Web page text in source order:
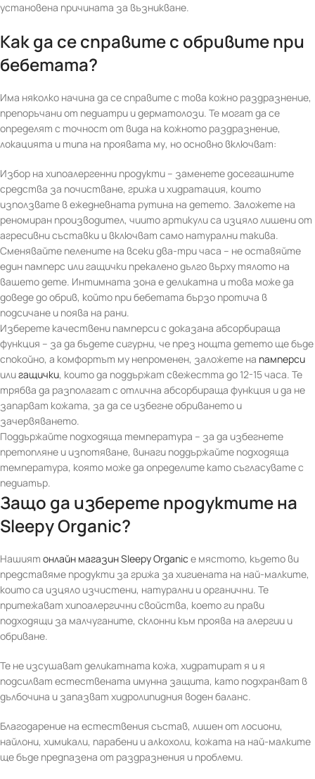
установена причината за възникване.
Как да се справите с обривите при
бебетата?
Има няколко начина да се справите с това кожно раздразнение,
препоръчани от педиатри и дерматолози. Те могат да се
определят с точност от вида на кожното раздразнение,
локацията и типа на проявата му, но основно включват:
Избор на хипоалергенни продукти – заменете досегашните
средства за почистване, грижа и хидратация, които
използвате в ежедневната рутина на детето. Заложете на
реномиран производител, чиито артикули са изцяло лишени от
агресивни съставки и включват само натурални такива.
Сменявайте пелените на всеки два-три часа – не оставяйте
един памперс или гащички прекалено дълго върху тялото на
вашето дете. Интимната зона е деликатна и това може да
доведе до обрив, който при бебетата бързо протича в
подсичане и поява на рани.
Изберете качествени памперси с доказана абсорбираща
функция – за да бъдете сигурни, че през нощта детето ще бъде
спокойно, а комфортът му непроменен, заложете на памперси
илигащички, които да поддържат свежестта до 12-15 часа. Те
трябва да разполагат с отлична абсорбираща функция и да не
запарват кожата, за да се избегне обриването и
зачервяването.
Поддържайте подходяща температура – за да избегнете
претопляне и изпотяване, винаги поддържайте подходяща
температура, която може да определите като съгласувате с
педиатър.
Защо да изберете продуктите на
Sleepy Organic?
Нашият онлайн магазин Sleepy Organic е мястото, където ви
представяме продукти за грижа за хигиената на най-малките,
които са изцяло изчистени, натурални и органични. Те
притежават хипоалергични свойства, което ги прави
подходящи за малчуганите, склонни към проява на алергии и
обриване.
Те не изсушават деликатната кожа, хидратират я и я
подсилват естествената имунна защита, като подхранват в
дълбочина и запазват хидролипидния воден баланс.
Благодарение на естествения състав, лишен от лосиони,
найлони, химикали, парабени и алкохоли, кожата на най-малките
ще бъде предпазена от раздразнения и проблеми.